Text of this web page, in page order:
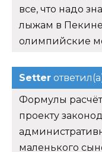
все, что надо
лыжам в Пекине
олимпийские
Setter
Формулы
проекту
маленького